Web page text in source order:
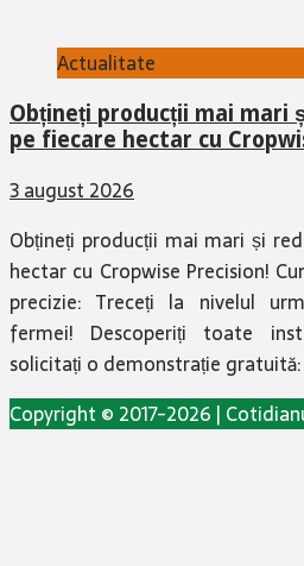
Actualitate
Obțineți producții mai mari
pe fiecare hectar cu
3 august 2026
Obțineți producții mai mari și
hectar cu Cropwise Precision!
precizie: Treceți la nivelul
fermei! Descoperiți toate
solicitați o demonstrație gratuită:
Copyright © 2017-2026 |